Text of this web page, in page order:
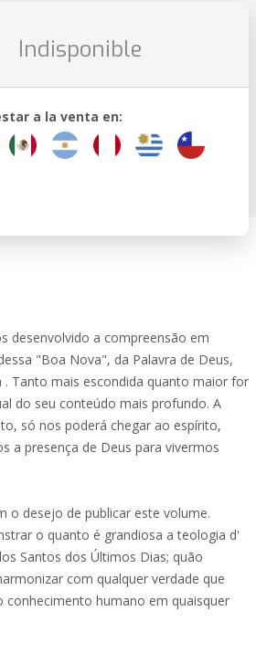
Indisponible
a la venta en:
desenvolvido a compreensão em
"Boa Nova", da Palavra de Deus,
. Tanto mais escondida quanto maior for
do seu conteúdo mais profundo. A
só nos poderá chegar ao espírito,
a presença de Deus para vivermos
o desejo de publicar este volume.
o quanto é grandiosa a teologia d'
Santos dos Últimos Dias; quão
com qualquer verdade que
conhecimento humano em quaisquer